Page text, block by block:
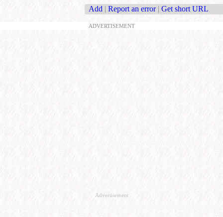
Add | Report an error | Get short URL
ADVERTISEMENT
Advertisement